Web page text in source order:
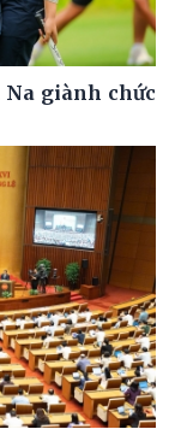
giành chức